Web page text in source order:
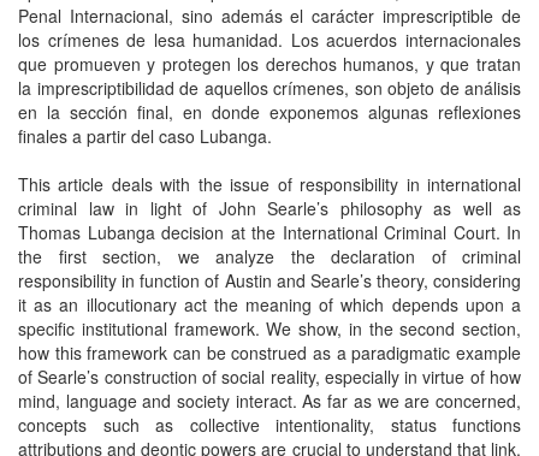
Penal Internacional, sino además el carácter imprescriptible de
los crímenes de lesa humanidad. Los acuerdos internacionales
que promueven y protegen los derechos humanos, y que tratan
la imprescriptibilidad de aquellos crímenes, son objeto de análisis
en la sección final, en donde exponemos algunas reflexiones
finales a partir del caso Lubanga.
This article deals with the issue of responsibility in international
criminal law in light of John Searle’s philosophy as well as
Thomas Lubanga decision at the International Criminal Court. In
the first section, we analyze the declaration of criminal
responsibility in function of Austin and Searle’s theory, considering
it as an illocutionary act the meaning of which depends upon a
specific institutional framework. We show, in the second section,
how this framework can be construed as a paradigmatic example
of Searle’s construction of social reality, especially in virtue of how
mind, language and society interact. As far as we are concerned,
concepts such as collective intentionality, status functions
attributions and deontic powers are crucial to understand that link.